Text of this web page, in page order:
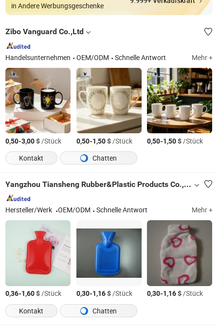
in Andere Werbungsgeschenke
Zibo Vanguard Co.,Ltd
Handelsunternehmen OEM/ODM Schnelle Antwort Mehr +
0,50-3,00$/Stück 0,50-1,50$/Stück 0,50-1,50$/Stück
Kontakt
Chatten
Yangzhou Tiansheng Rubber&Plastic Products Co., Ltd.
Hersteller/Werk OEM/ODM Schnelle Antwort Mehr +
0,36-1,60$/Stück 0,30-1,16$/Stück 0,30-1,16$/Stück
Kontakt
Chatten